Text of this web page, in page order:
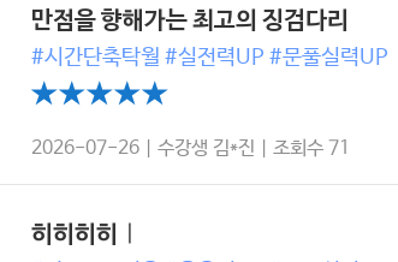
만점을 향해가는 최고의 징검다리
#시간단축탁월 #실전력UP #문풀실력UP
2026-07-26 | 수강생 김*진 | 조회수 71
히히히히ㅣ